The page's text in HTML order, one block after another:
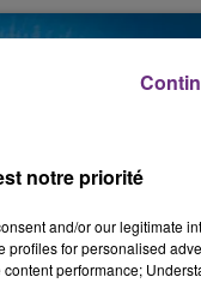
notre priorité
and/or our legitimate
for personalised
performance;